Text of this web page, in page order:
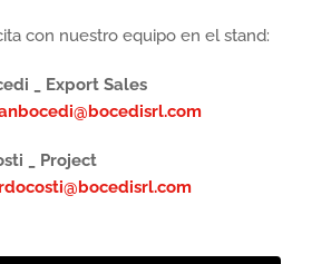
con nuestro equipo en el stand:
_ Export Sales
_ Project